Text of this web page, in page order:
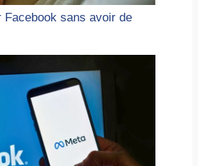
Facebook sans avoir de